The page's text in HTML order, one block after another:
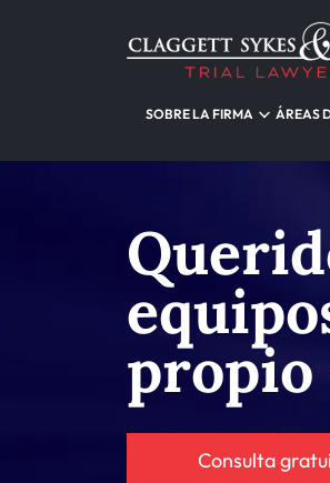
SOBRE LA FIRMA ÁREAS
Consulta